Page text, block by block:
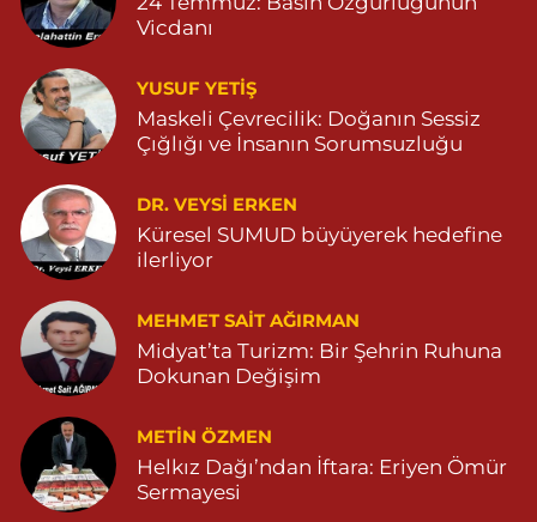
Bahçebaşı Mahallesi, Hanse Hatun Caddesi No:120 C Yeşilli
Mardin
0 (482) 591 10 15 Yol Tarifi Al
Şahin Eczanesi
Kaplan Mahallesi, Mardin Caddesi No:25 C Savur Mardin
0 (555) 151 49 05 Yol Tarifi Al
Özdemir Eczanesi
Yeni Mahalle, 3086.Sokak No:4 3 Ömerli Mardin
0 (482) 541 31 21
Vicdanı
YUSUF YETİŞ
Maskeli Çevrecilik: Doğanın Sessiz
Çığlığı ve İnsanın Sorumsuzluğu
DR. VEYSI ERKEN
Küresel SUMUD büyüyerek hedefine
ilerliyor
MEHMET SAIT AĞIRMAN
Midyat’ta Turizm: Bir Şehrin Ruhuna
Dokunan Değişim
METIN ÖZMEN
Helkız Dağı’ndan İftara: Eriyen Ömür
Sermayesi